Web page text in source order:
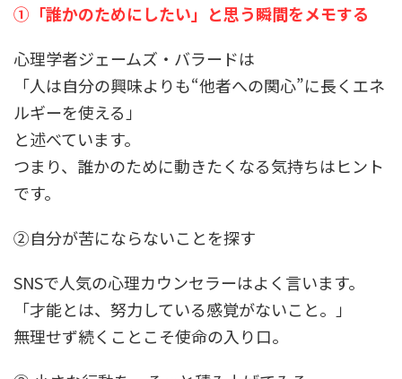
①「誰かのためにしたい」と思う瞬間をメモする
心理学者ジェームズ・バラードは
「人は自分の興味よりも“他者への関心”に長くエネ
ルギーを使える」
と述べています。
つまり、誰かのために動きたくなる気持ちはヒント
です。
②自分が苦にならないことを探す
SNSで人気の心理カウンセラーはよく言います。
「才能とは、努力している感覚がないこと。」
無理せず続くことこそ使命の入り口。